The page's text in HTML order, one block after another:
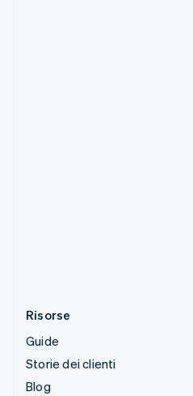
Risorse
Guide
Storie dei clienti
Blog